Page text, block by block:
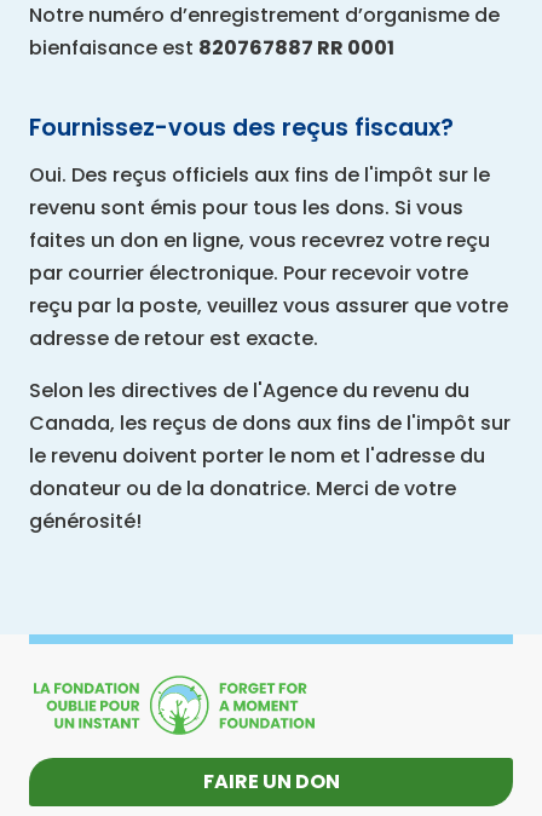
Notre numéro d’enregistrement d’organisme de
bienfaisance est 820767887 RR 0001
Fournissez-vous des reçus fiscaux?
Oui. Des reçus officiels aux fins de l'impôt sur le
revenu sont émis pour tous les dons. Si vous
faites un don en ligne, vous recevrez votre reçu
par courrier électronique. Pour recevoir votre
reçu par la poste, veuillez vous assurer que votre
adresse de retour est exacte.
Selon les directives de l'Agence du revenu du
Canada, les reçus de dons aux fins de l'impôt sur
le revenu doivent porter le nom et l'adresse du
donateur ou de la donatrice. Merci de votre
générosité!
FAIRE UN DON